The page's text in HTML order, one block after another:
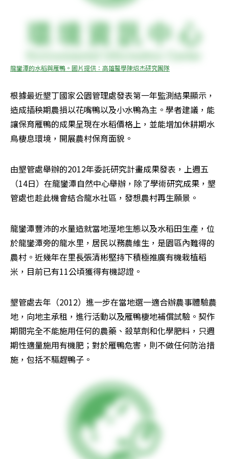
龍鑾潭的水稻與雁鴨。圖片提供：高雄醫學陳炤杰研究團隊
根據最近墾丁國家公園管理處發表第一年監測結果顯示，
造成插秧期農損以花嘴鴨以及小水鴨為主。學者建議，能
讓保育雁鴨的成果呈現在水稻價格上，並能增加休耕期水
鳥棲息環境，開展農村保育面貌。
由墾管處舉辦的2012年委託研究計畫成果發表，上週五
（14日）在龍鑾潭自然中心舉辦，除了學術研究成果，墾
管處也趁此機會結合龍水社區，發想農村再生願景。
龍鑾潭豐沛的水量造就當地溼地生態以及水稻田生產，位
於龍鑾潭旁的龍水里，居民以務農維生，是園區內難得的
農村。近幾年在里長張清彬堅持下積極推廣有機栽植稻
米，目前已有11公頃獲得有機認證。
墾管處去年（2012）進一步在當地選一適合辦農事體驗農
地，向地主承租，進行活動以及雁鴨棲地補償試驗。契作
期間完全不能施用任何的農藥、殺草劑和化學肥料，只週
期性適量施用有機肥；對於雁鴨危害，則不做任何防治措
施，包括不驅趕鴨子。